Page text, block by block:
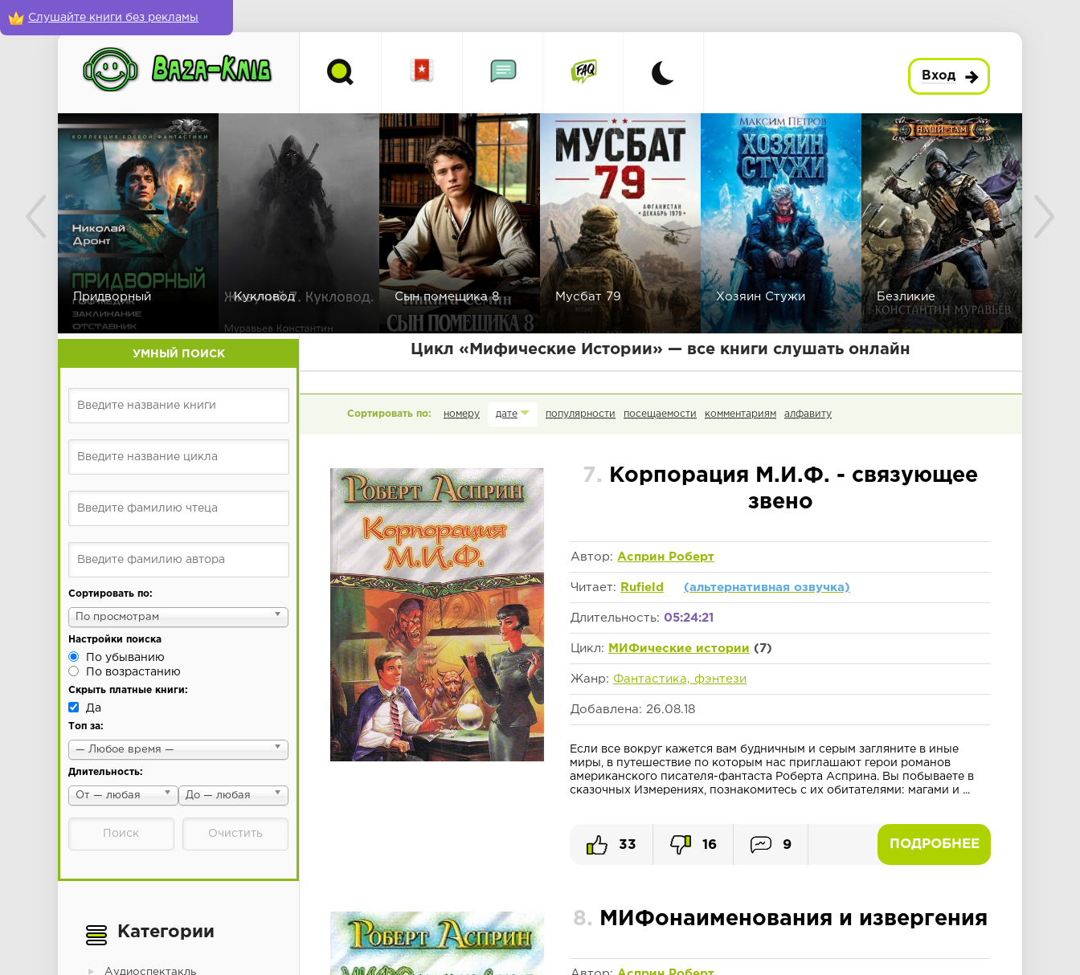
Слушайте книги без рекламы
Вход
Придворный Кукловод Сын помещика 8 Мусбат 79 Хозяин Стужи Безликие
УМНЫЙ ПОИСК
Сортировать по:
По просмотрам
Настройки поиска
По убыванию
По возрастанию
Скрыть платные книги:
Да
Топ за:
— Любое время —
Длительность:
От — любая До — любая
Категории
Аудиоспектакль
Цикл «Мифические Истории» — все книги слушать онлайн
номеру дате популярности посещаемости комментариям алфавиту
7.
Корпорация М.И.Ф. - связующее
звено
Автор: Асприн Роберт
Читает: Rufield (альтернативная озвучка)
Длительность: 05:24:21
Цикл: МИФические истории (7)
Жанр: Фантастика, фэнтези
Добавлена: 26.08.18
Если все вокруг кажется вам будничным и серым загляните в иные
миры, в путешествие по которым нас приглашают герои романов
американского писателя-фантаста Роберта Асприна. Вы побываете в
сказочных Измерениях, познакомитесь с их обитателями: магами и ...
ПОДРОБНЕЕ
33 16 9
8. МИФонаименования и извергения